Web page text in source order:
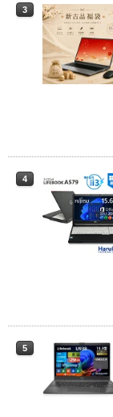
3
4
5